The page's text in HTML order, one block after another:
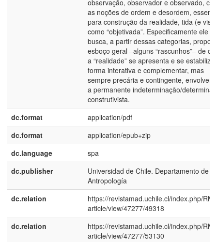
observação, observador e observado,
as noções de ordem e desordem,
para construção da realidade, tida (e
como “objetivada”. Especificamente ele
busca, a partir dessas categorias, propor
esboço geral –alguns “rascunhos”– de
a “realidade” se apresenta e se estabiliza
forma interativa e complementar, mas
sempre precária e contingente,
a permanente indeterminação/
construtivista.
dc.format
application/pdf
dc.format
application/epub+zip
dc.language
spa
dc.publisher
Universidad de Chile. Departamento de
Antropología
dc.relation
https://revistamad.uchile.cl/index.php/
article/view/47277/49318
dc.relation
https://revistamad.uchile.cl/index.php/
article/view/47277/53130